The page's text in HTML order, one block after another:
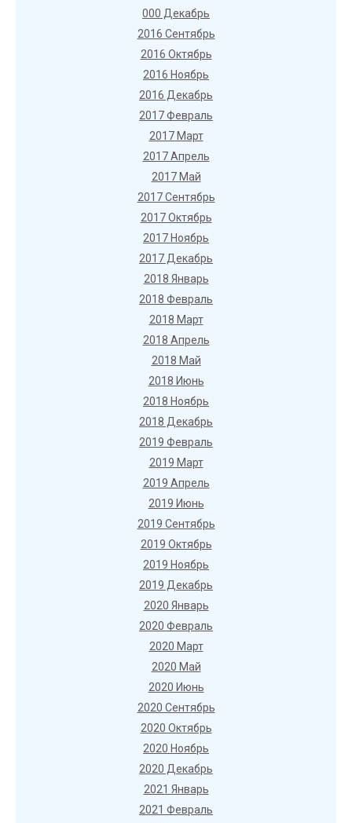
000 Декабрь
2016 Сентябрь
2016 Октябрь
2016 Ноябрь
2016 Декабрь
2017 Февраль
2017 Март
2017 Апрель
2017 Май
2017 Сентябрь
2017 Октябрь
2017 Ноябрь
2017 Декабрь
2018 Январь
2018 Февраль
2018 Март
2018 Апрель
2018 Май
2018 Июнь
2018 Ноябрь
2018 Декабрь
2019 Февраль
2019 Март
2019 Апрель
2019 Июнь
2019 Сентябрь
2019 Октябрь
2019 Ноябрь
2019 Декабрь
2020 Январь
2020 Февраль
2020 Март
2020 Май
2020 Июнь
2020 Сентябрь
2020 Октябрь
2020 Ноябрь
2020 Декабрь
2021 Январь
2021 Февраль